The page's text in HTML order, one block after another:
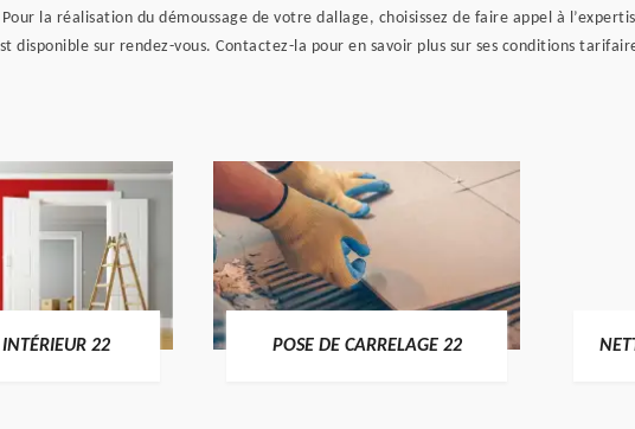
la réalisation du démoussage de votre dallage, choisissez de faire appel à
disponible sur rendez-vous. Contactez-la pour en savoir plus sur ses conditions
22 POSE DE CARRELAGE 22